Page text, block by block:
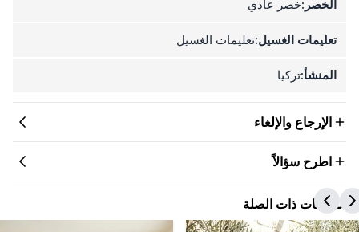
الخصر:خصر عادي
تعليمات الغسيل:تعليمات الغسيل
المنشأ:تركيا
الإرجاع والإلغاء
اطرح سؤالاً
المنتجات ذات الصلة